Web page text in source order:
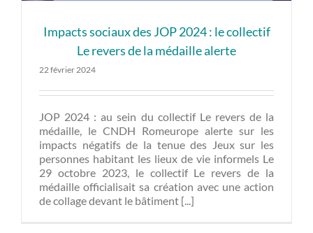
Impacts sociaux des JOP 2024 : le collectif
Le revers de la médaille alerte
22 février 2024
JOP 2024 : au sein du collectif Le revers de la
médaille, le CNDH Romeurope alerte sur les
impacts négatifs de la tenue des Jeux sur les
personnes habitant les lieux de vie informels Le
29 octobre 2023, le collectif Le revers de la
médaille officialisait sa création avec une action
de collage devant le bâtiment [...]